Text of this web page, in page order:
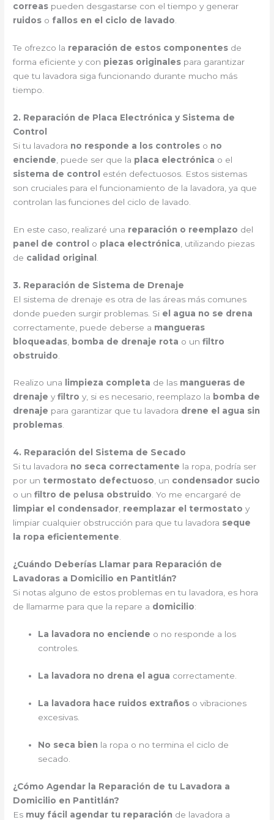
correas pueden desgastarse con el tiempo y generar
ruidos o fallos en el ciclo de lavado
Te ofrezco la reparación de estos componentes de
forma eficiente y con piezas originales para garantizar
que tu lavadora siga funcionando durante mucho más
tiempo.
2. Reparación de Placa Electrónica y Sistema de
Control
Si tu lavadora no responde a los controles o no
enciende , puede ser que la placa electrónica o el
sistema de control
estén defectuosos. Estos sistemas
son cruciales para el funcionamiento de la lavadora, ya que
controlan las funciones del ciclo de lavado.
En este caso, realizaré una reparación o reemplazo del
panel de control
o placa electrónica , utilizando piezas
de calidad original
3. Reparación de Sistema de Drenaje
El sistema de drenaje es otra de las áreas más comunes
donde pueden surgir problemas. Si el agua no se drena
correctamente, puede deberse a mangueras
bloqueadas bomba de drenaje rota o unfiltro
obstruido
Realizo una limpieza completa de las mangueras de
drenaje yfiltro y, si es necesario, reemplazo la bomba de
drenaje para garantizar que tu lavadora drene el agua sin
problemas.
4. Reparación del Sistema de Secado
Si tu lavadora no seca correctamente la ropa, podría ser
por un termostato defectuoso, un condensador sucio
o unfiltro de pelusa obstruido. Yo me encargaré de
limpiar el condensador, reemplazar el termostato y
limpiar cualquier obstrucción para que tu lavadora seque
la ropa eficientemente.
¿Cuándo Deberías Llamar para Reparación de
Lavadoras a Domicilio en Pantitlán?
Si notas alguno de estos problemas en tu lavadora, es hora
de llamarme para que la repare a domicilio:
La lavadora no enciende o no responde a los
controles.
La lavadora no drena el agua correctamente.
La lavadora hace ruidos extraños o vibraciones
excesivas.
No seca bien la ropa o no termina el ciclo de
secado.
¿Cómo Agendar la Reparación de tu Lavadora a
Domicilio en Pantitlán?
Es muy fácil agendar tu reparación de lavadora a